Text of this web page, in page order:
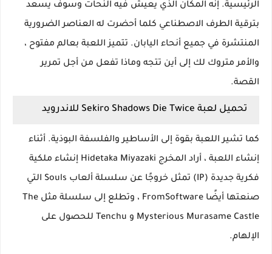
الرئيسية. إنه المكان الذي يعيش فيه النحات وسوف يسعد
بترقية الطرف الاصطناعي كلما أحضرت له العناصر الضرورية
المنتشرة في جميع أنحاء اليابان. تتميز اللعبة بعالم مفتوح ،
والأمر متروك لك إلى أين تتجه وماذا تفعل من أجل تمرير
القصة.
تحميل لعبة Sekiro Shadows Die Twice للاندرويد
كما تشير اللعبة بقوة إلى الأساطير والفلسفة البوذية. أثناء
إنشاء اللعبة ، أراد المخرج Hidetaka Miyazaki إنشاء ملكية
فكرية جديدة (IP) تمثل خروجًا عن سلسلة ألعاب Souls التي
صنعتها أيضًا FromSoftware ، وتطلع إلى سلسلة مثل The
Mysterious Murasame Castle و Tenchu ​​للحصول على
الإلهام.